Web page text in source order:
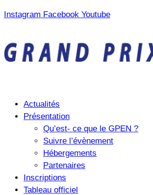
Instagram Facebook Youtube
Actualités
Présentation
Qu’est- ce que le GPEN ?
Suivre l’évènement
Hébergements
Partenaires
Inscriptions
Tableau officiel